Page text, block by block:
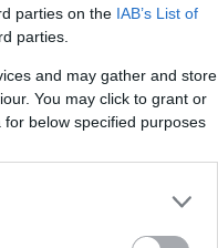
parties on the IAB’s List of
parties.
and may gather and store
You may click to grant or
below specified purposes